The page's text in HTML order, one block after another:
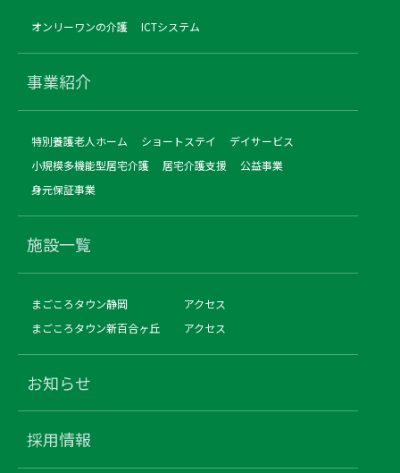
オンリーワンの介護 ICTシステム
事業紹介
特別養護老人ホーム ショートステイ
デイサービス
小規模多機能型居宅介護
居宅介護支援
公益事業
身元保証事業
施設一覧
まごころタウン静岡
アクセス
まごころタウン新百合ヶ丘
アクセス
お知らせ
採用情報